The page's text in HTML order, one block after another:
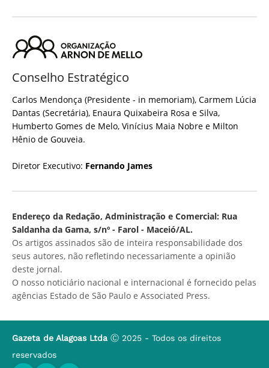
Conselho Estratégico
Carlos Mendonça (Presidente - in memoriam), Carmem Lúcia
Dantas (Secretária), Enaura Quixabeira Rosa e Silva,
Humberto Gomes de Melo, Vinícius Maia Nobre e Milton
Hênio de Gouveia.
Diretor Executivo: Fernando James
Endereço da Redação, Administração e Comercial: Rua
Saldanha da Gama, s/nº - Farol - Maceió/AL.
Os artigos assinados são de inteira responsabilidade dos
seus autores, não refletindo necessariamente a opinião
deste jornal.
O nosso noticiário nacional e internacional é fornecido pelas
agências Estado de São Paulo e Associated Press.
Gazeta de Alagoas Ltda Ⓒ 2025 - Todos os direitos
reservados